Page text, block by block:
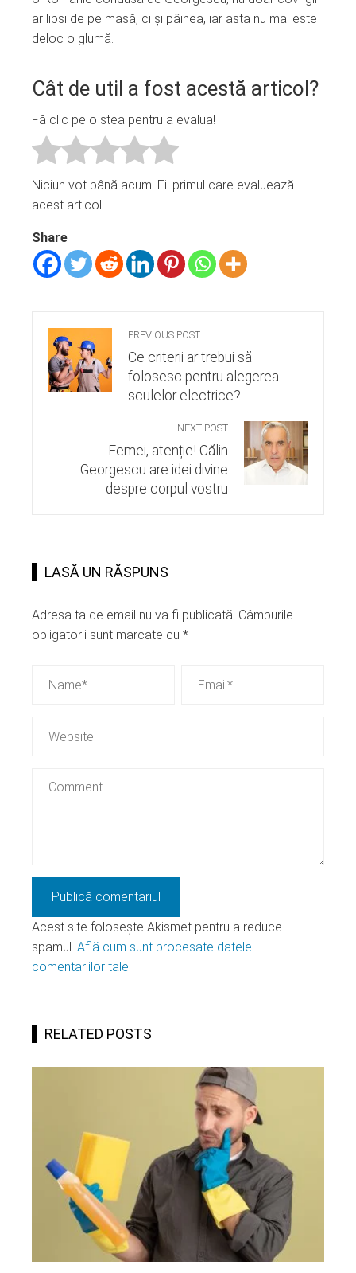
ar lipsi de pe masă, ci și pâinea, iar asta nu mai este
deloc o glumă.
Cât de util a fost acestă articol?
Fă clic pe o stea pentru a evalua!
Niciun vot până acum! Fii primul care evaluează
acest articol.
Share
PREVIOUS POST
Ce criterii ar trebui să
folosesc pentru alegerea
sculelor electrice?
NEXT POST
Femei, atenție! Călin
Georgescu are idei divine
despre corpul vostru
LASĂ UN RĂSPUNS
Adresa ta de email nu va fi publicată. Câmpurile
obligatorii sunt marcate cu *
Acest site folosește Akismet pentru a reduce
spamul. Află cum sunt procesate datele
comentariilor tale.
RELATED POSTS